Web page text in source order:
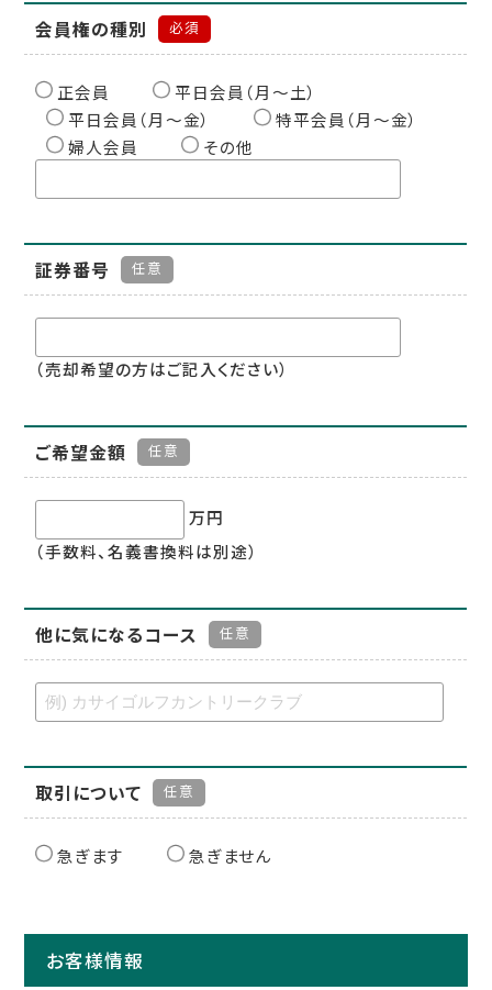
会員権の種別 必須
正会員
平日会員（月〜土）
平日会員（月〜金）
特平会員（月〜金）
婦人会員
その他
証券番号 任意
（売却希望の方はご記入ください）
ご希望金額 任意
万円
（手数料、名義書換料は別途）
他に気になるコース 任意
取引について 任意
急ぎます 急ぎません
お客様情報